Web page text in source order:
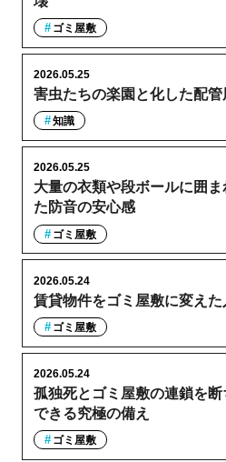
ゴミ屋敷
害虫たちの楽園と化した配
2026.05.25
知識
大量の衣類や段ボールに囲
た防音の安心感
2026.05.25
ゴミ屋敷
賃貸物件をゴミ屋敷に変え
2026.05.24
ゴミ屋敷
孤独死とゴミ屋敷の連鎖を
できる究極の備え
2026.05.24
ゴミ屋敷